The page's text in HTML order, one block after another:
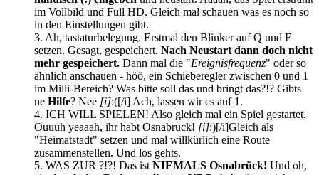
im Vollbild und Full HD. Gleich mal schauen was es noch so
in den Einstellungen gibt.
3. Ah, tastaturbelegung. Erstmal den Blinker auf Q und E
setzen. Gesagt, gespeichert. Nach Neustart dann doch nicht
mehr gespeichert. Dann mal die "Ereignisfrequenz" oder so
ähnlich anschauen - höö, ein Schieberegler zwischen 0 und 1
im Milli-Bereich? Was bitte soll das und bringt das?!? Gibts
ne Hilfe? Nee [i]:([/i] Ach, lassen wir es auf 1.
4. ICH WILL SPIELEN! Also gleich mal ein Spiel gestartet.
Ouuuh yeaaah, ihr habt Osnabrück! [i]:)[/i]Gleich als
"Heimatstadt" setzen und mal willkürlich eine Route
zusammenstellen. Und los gehts.
5. WAS ZUR ?!?! Das ist NIEMALS Osnabrück! Und oh,